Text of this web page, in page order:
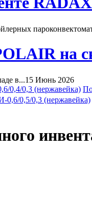
на
в...15 Июнь 2026
0,4/0,3 (нержавейка)